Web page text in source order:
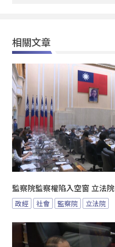
相關文章
監察院監察權陷入空窗 立法
政經 社會 監察院 立法院